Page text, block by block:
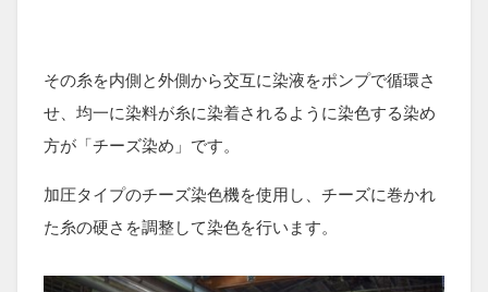
その糸を内側と外側から交互に染液をポンプで循環さ
せ、均一に染料が糸に染着されるように染色する染め
方が「チーズ染め」です。
加圧タイプのチーズ染色機を使用し、チーズに巻かれ
た糸の硬さを調整して染色を行います。